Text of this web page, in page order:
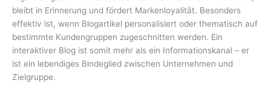
bleibt in Erinnerung und fördert Markenloyalität. Besonders
effektiv ist, wenn Blogartikel personalisiert oder thematisch auf
bestimmte Kundengruppen zugeschnitten werden. Ein
interaktiver Blog ist somit mehr als ein Informationskanal – er
ist ein lebendiges Bindeglied zwischen Unternehmen und
Zielgruppe.